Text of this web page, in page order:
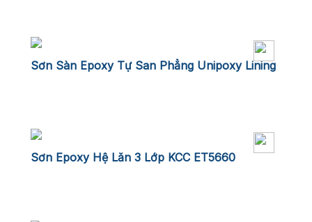
Sơn Sàn Epoxy Tự San Phẳng Unipoxy Lining
Sơn Epoxy Hệ Lăn 3 Lớp KCC ET5660